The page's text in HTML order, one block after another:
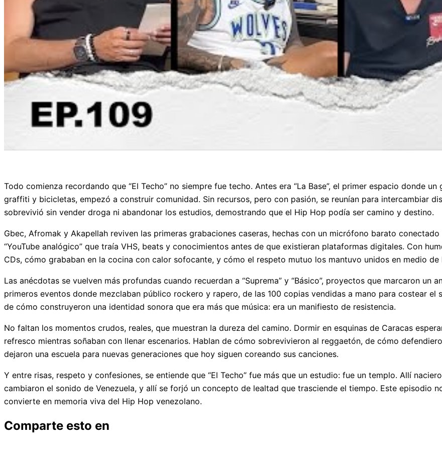
Todo comienza recordando que “El Techo” no siempre fue techo. Antes era “La Base”, el primer espacio donde
graffiti y bicicletas, empezó a construir comunidad. Sin recursos, pero con pasión, se reunían para intercambiar
sobrevivió sin vender droga ni abandonar los estudios, demostrando que el Hip Hop podía ser camino y destino.
Gbec, Afromak y Akapellah reviven las primeras grabaciones caseras, hechas con un micrófono barato
“YouTube analógico” que traía VHS, beats y conocimientos antes de que existieran plataformas digitales. Con
CDs, cómo grababan en la cocina con calor sofocante, y cómo el respeto mutuo los mantuvo unidos en medio de
Las anécdotas se vuelven más profundas cuando recuerdan a “Suprema” y “Básico”, proyectos que marcaron un
primeros eventos donde mezclaban público rockero y rapero, de las 100 copias vendidas a mano para costear el
de cómo construyeron una identidad sonora que era más que música: era un manifiesto de resistencia.
No faltan los momentos crudos, reales, que muestran la dureza del camino. Dormir en esquinas de Caracas
refresco mientras soñaban con llenar escenarios. Hablan de cómo sobrevivieron al reggaetón, de cómo
dejaron una escuela para nuevas generaciones que hoy siguen coreando sus canciones.
Y entre risas, respeto y confesiones, se entiende que “El Techo” fue más que un estudio: fue un templo. Allí
cambiaron el sonido de Venezuela, y allí se forjó un concepto de lealtad que trasciende el tiempo. Este episodio
convierte en memoria viva del Hip Hop venezolano.
Comparte esto en